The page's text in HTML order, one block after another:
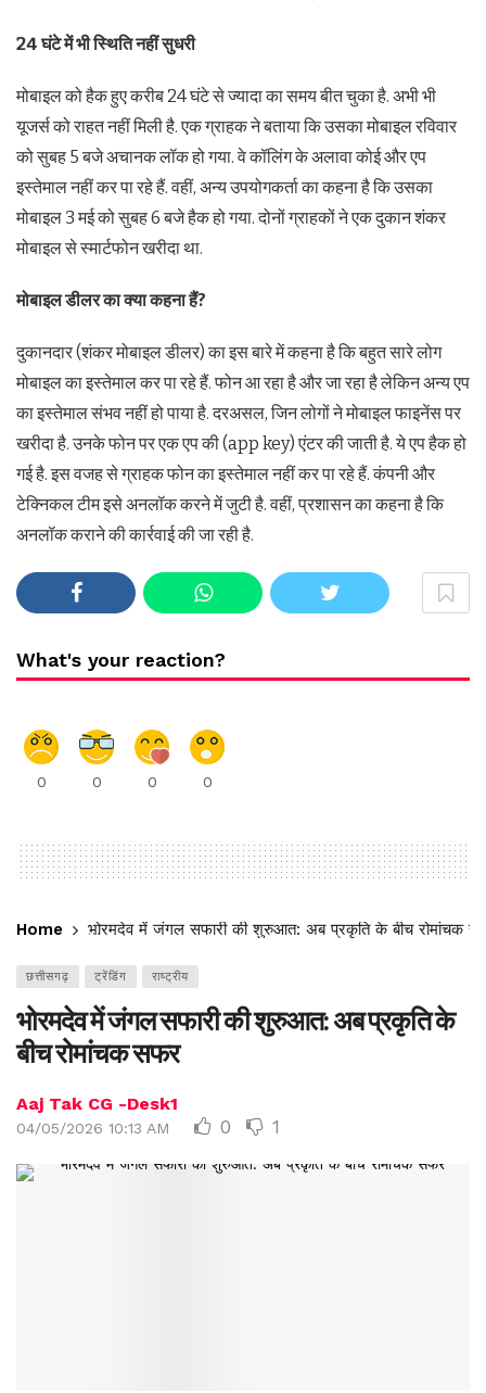
24 घंटे में भी स्थिति नहीं सुधरी
मोबाइल को हैक हुए करीब 24 घंटे से ज्यादा का समय बीत चुका है. अभी भी
यूजर्स को राहत नहीं मिली है. एक ग्राहक ने बताया कि उसका मोबाइल रविवार
को सुबह 5 बजे अचानक लॉक हो गया. वे कॉलिंग के अलावा कोई और एप
इस्तेमाल नहीं कर पा रहे हैं. वहीं, अन्य उपयोगकर्ता का कहना है कि उसका
मोबाइल 3 मई को सुबह 6 बजे हैक हो गया. दोनों ग्राहकों ने एक दुकान शंकर
मोबाइल से स्मार्टफोन खरीदा था.
मोबाइल डीलर का क्या कहना हैं?
दुकानदार (शंकर मोबाइल डीलर) का इस बारे में कहना है कि बहुत सारे लोग
मोबाइल का इस्तेमाल कर पा रहे हैं. फोन आ रहा है और जा रहा है लेकिन अन्य एप
का इस्तेमाल संभव नहीं हो पाया है. दरअसल, जिन लोगों ने मोबाइल फाइनेंस पर
खरीदा है. उनके फोन पर एक एप की (app key) एंटर की जाती है. ये एप हैक हो
गई है. इस वजह से ग्राहक फोन का इस्तेमाल नहीं कर पा रहे हैं. कंपनी और
टेक्निकल टीम इसे अनलॉक करने में जुटी है. वहीं, प्रशासन का कहना है कि
अनलॉक कराने की कार्रवाई की जा रही है.
What's your reaction?
0 0 0 0
Home भोरमदेव में जंगल सफारी की शुरुआत: अब प्रकृति के बीच रोमांचक
छत्तीसगढ़ ट्रेंडिंग राष्ट्रीय
भोरमदेव में जंगल सफारी की शुरुआत: अब प्रकृति के
बीच रोमांचक सफर
Aaj Tak CG -Desk1
04/05/2026 10:13 AM 0 1